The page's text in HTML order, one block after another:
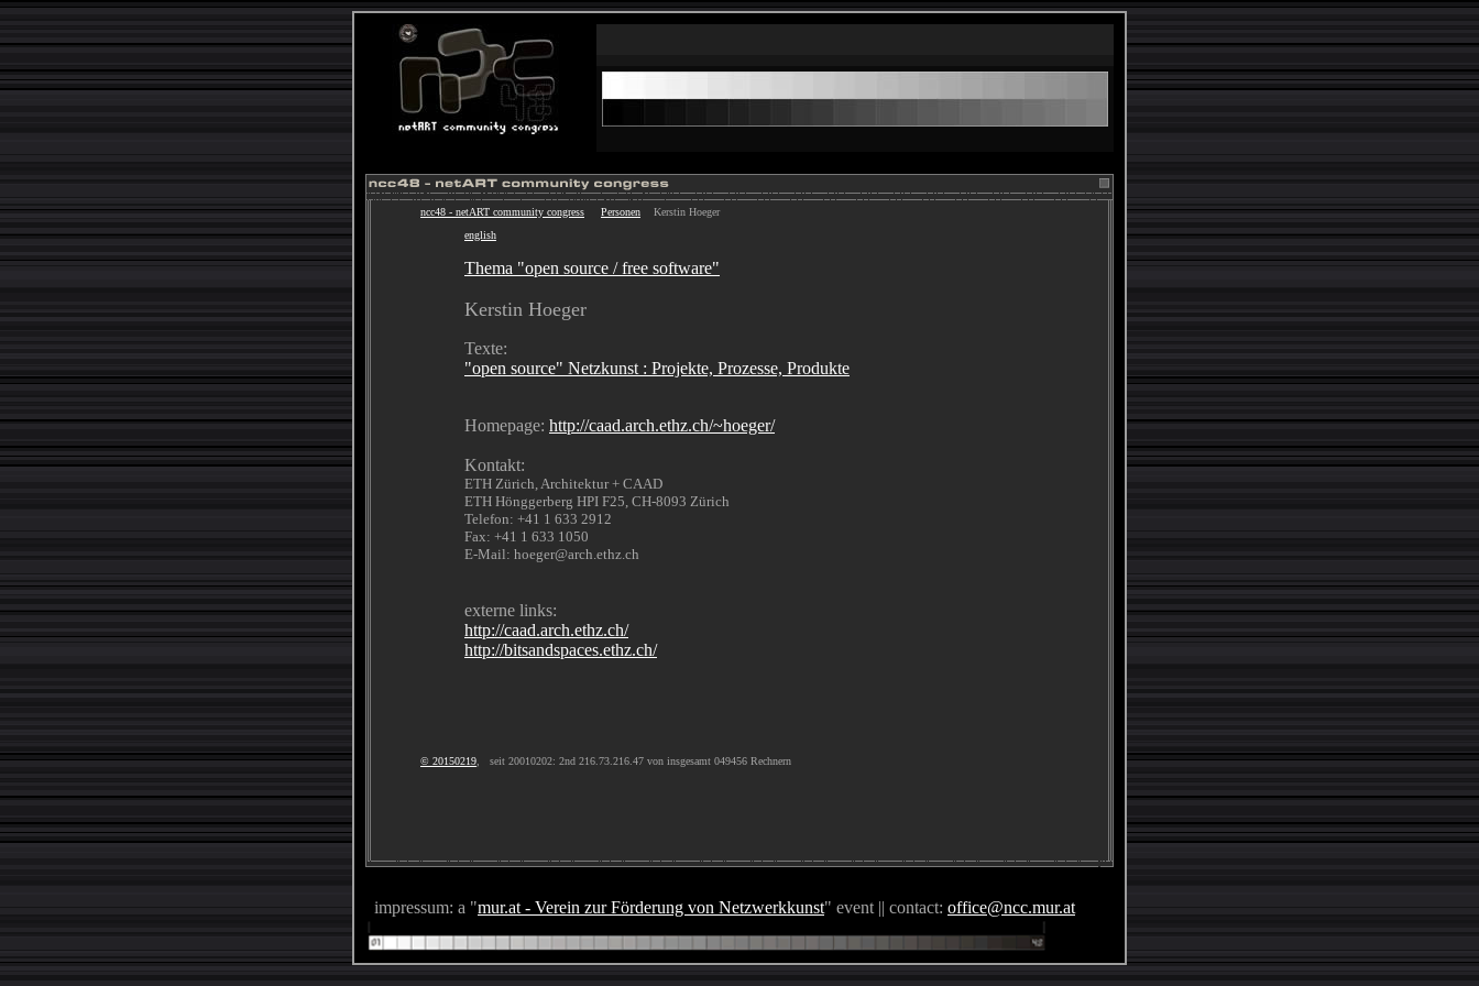
ncc48 - netART community congress Personen Kerstin Hoeger
english
Thema "open source / free software"
Kerstin Hoeger
Texte:
"open source" Netzkunst : Projekte, Prozesse, Produkte
Homepage: http://caad.arch.ethz.ch/~hoeger/
Kontakt:
ETH Zürich, Architektur + CAAD
ETH Hönggerberg HPI F25, CH-8093 Zürich
Telefon: +41 1 633 2912
Fax: +41 1 633 1050
E-Mail: hoeger@arch.ethz.ch
externe links:
http://caad.arch.ethz.ch/
http://bitsandspaces.ethz.ch/
© 20150219, seit 20010202: 2nd 216.73.216.47 von insgesamt 049456 Rechnern
impressum: a "mur.at - Verein zur Förderung von Netzwerkkunst" event || contact: office@ncc.mur.at